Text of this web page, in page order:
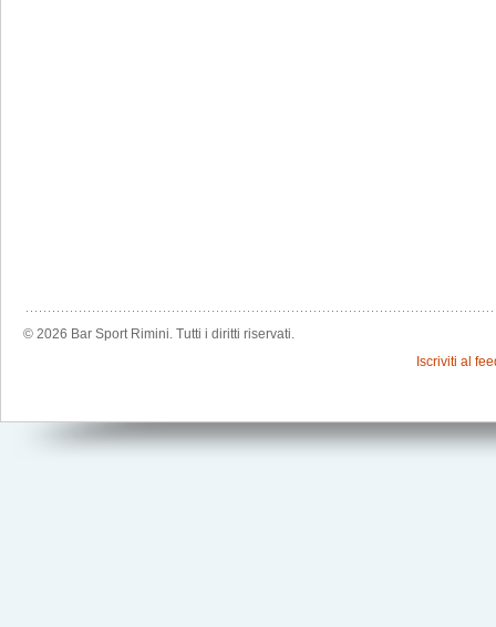
© 2026 Bar Sport Rimini. Tutti i diritti riservati.
Iscriviti al